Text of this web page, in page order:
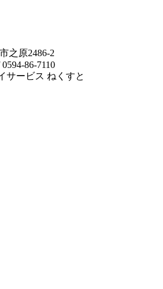
之原2486-2
86-7110
ービス ねくすと